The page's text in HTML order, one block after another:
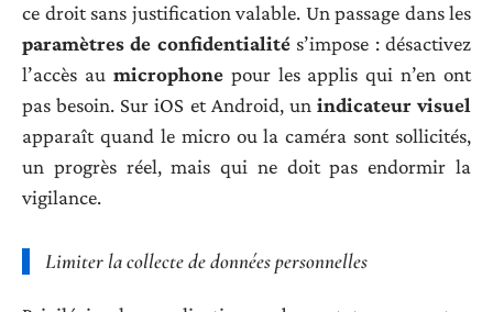
ce droit sans justification valable. Un passage dans les
paramètres de confidentialités’impose : désactivez
l’accès au microphonepour les applis qui n’en ont
pas besoin. Sur iOS et Android, un indicateur visuel
apparaît quand le micro ou la caméra sont sollicités,
un progrès réel, mais qui ne doit pas endormir la
vigilance.
Limiter la collecte de données personnelles